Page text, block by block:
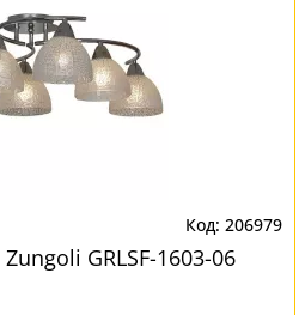
206979
GRLSF-1603-06